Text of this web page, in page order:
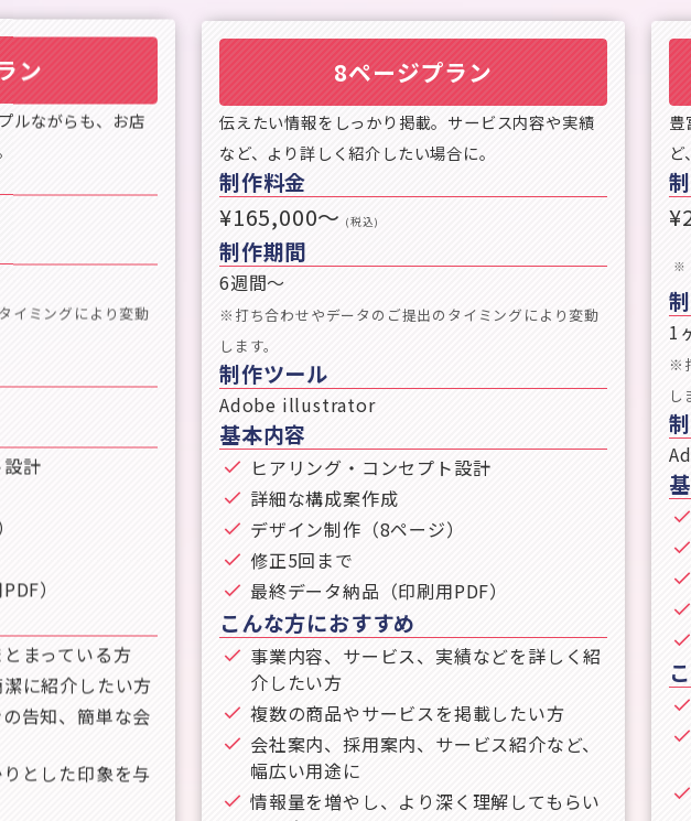
ン
ルながらも、お店
イミングにより 変動
計
）
まっている方
に紹介したい方
告知、簡単な会
とした印象を与
8ページプラン
伝えたい情報をしっかり掲載。サービス内容や実績
など、より詳しく紹介したい場合に。
制作料金
¥165,000〜 (税込)
制作期間
6週間〜
※打ち合わせやデータのご提出のタイミングにより変動
します。
制作ツール
Adobe illustrator
基本内容
ヒアリング・コンセプト設計
詳細な構成案作成
デザイン制作（8ページ）
修正5回まで
最終データ納品（印刷用PDF）
こんな方におすすめ
事業内容、サービス、実績などを詳しく紹
介したい方
複数の商品やサービスを掲載したい方
会社案内、採用案内、サービス紹介など、
幅広い用途に
情報量を増やし、より深く理解してもらい
豊
ど
1
※
し